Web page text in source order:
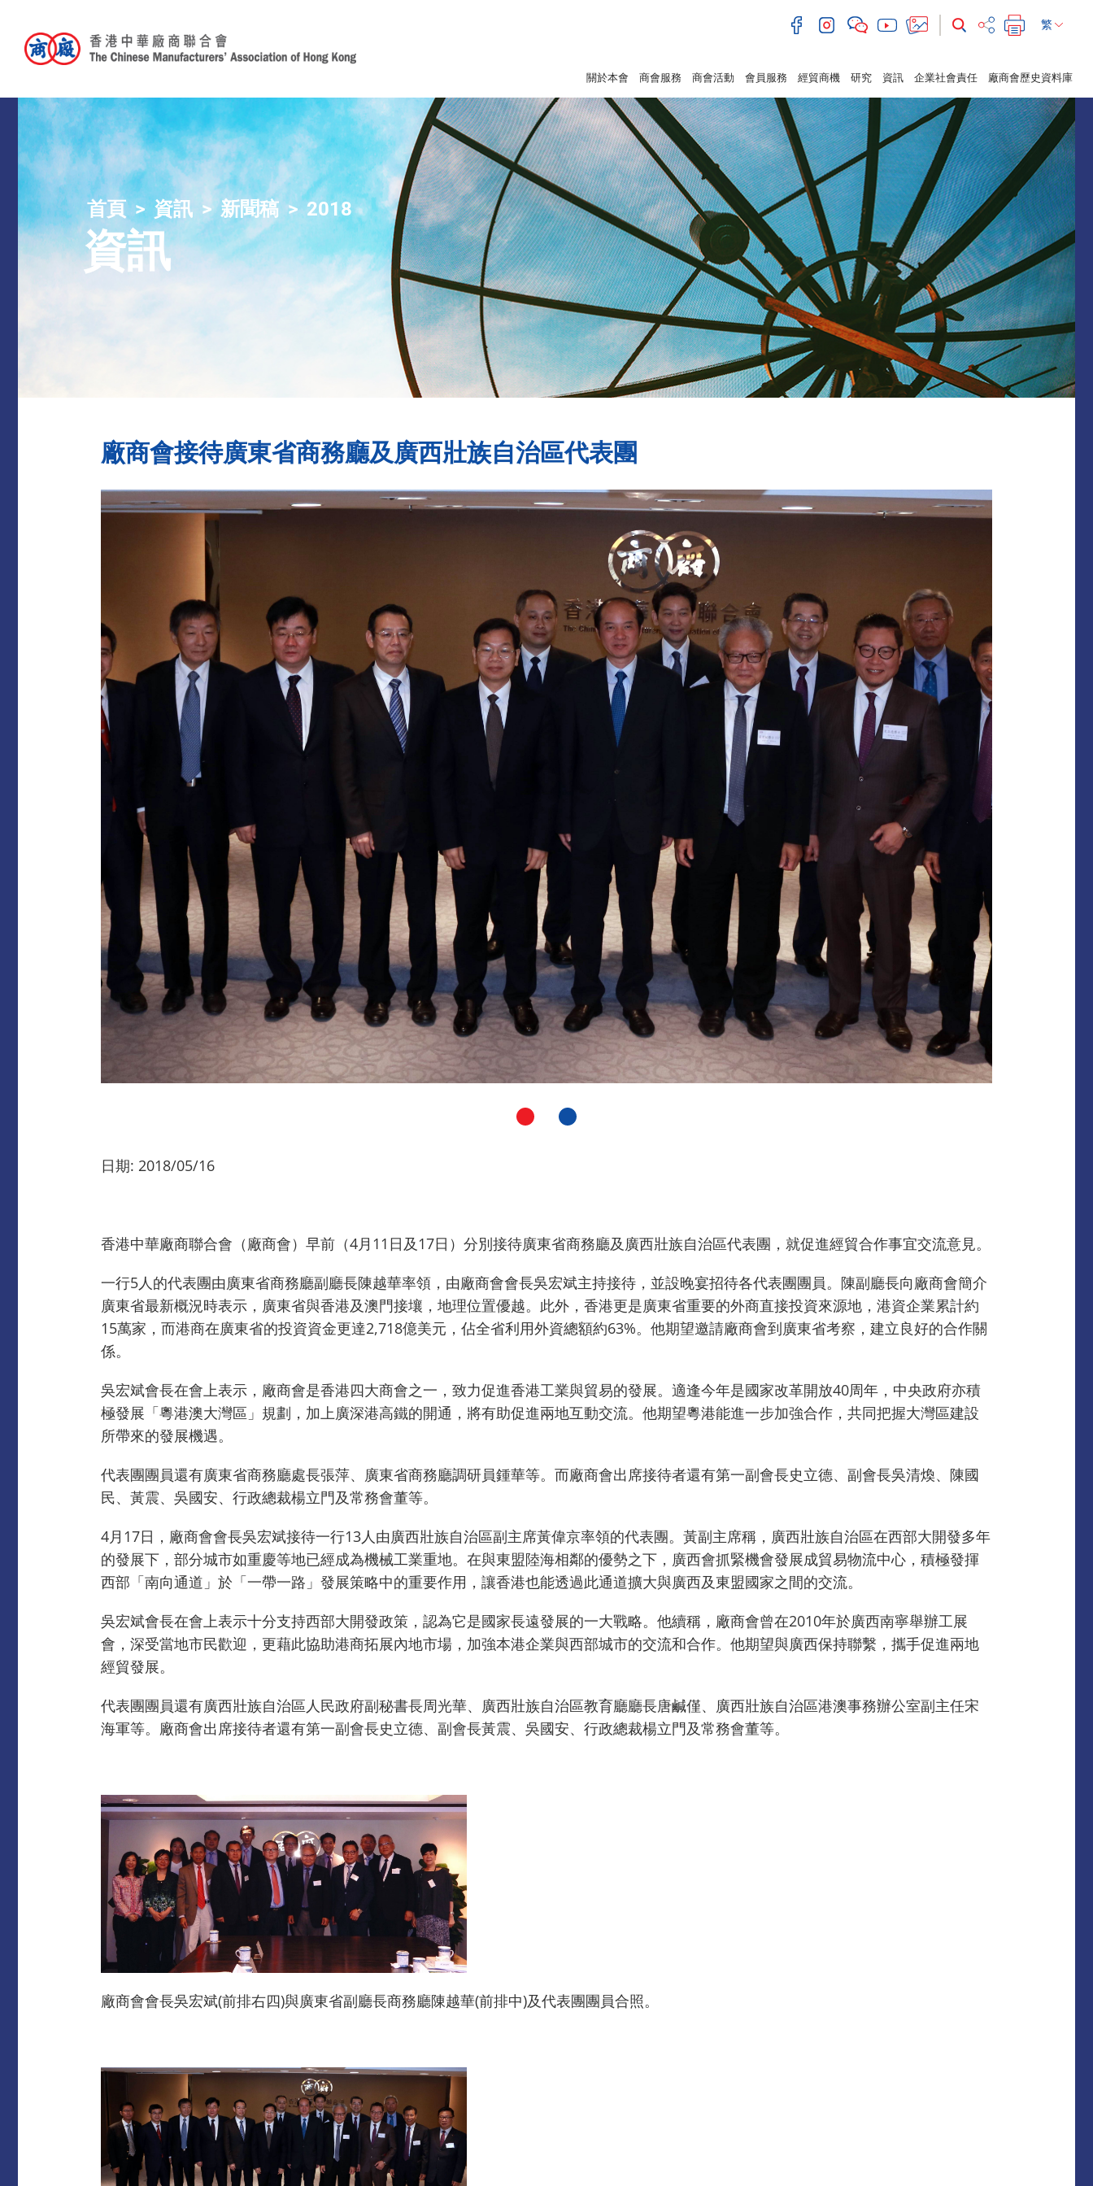
繁
關於本會 商會服務 商會活動 會員服務 經貿商機 研究 資訊 企業社會責任 廠商會歷史資料庫
首頁 資訊 新聞稿 2018
資訊
廠商會接待廣東省商務廳及廣西壯族自治區代表團
日期: 2018/05/16
香港中華廠商聯合會（廠商會）早前（4月11日及17日）分別接待廣東省商務廳及廣西壯族自治區代表團，就促進經貿合作事宜交流意見。
一行5人的代表團由廣東省商務廳副廳長陳越華率領，由廠商會會長吳宏斌主持接待，並設晚宴招待各代表團團員。陳副廳長向廠商會簡介
廣東省最新概況時表示，廣東省與香港及澳門接壤，地理位置優越。此外，香港更是廣東省重要的外商直接投資來源地，港資企業累計約
15萬家，而港商在廣東省的投資資金更達2,718億美元，佔全省利用外資總額約63%。他期望邀請廠商會到廣東省考察，建立良好的合作關
係。
吳宏斌會長在會上表示，廠商會是香港四大商會之一，致力促進香港工業與貿易的發展。適逢今年是國家改革開放40周年，中央政府亦積
極發展「粵港澳大灣區」規劃，加上廣深港高鐵的開通，將有助促進兩地互動交流。他期望粵港能進一步加強合作，共同把握大灣區建設
所帶來的發展機遇。
代表團團員還有廣東省商務廳處長張萍、廣東省商務廳調研員鍾華等。而廠商會出席接待者還有第一副會長史立德、副會長吳清煥、陳國
民、黃震、吳國安、行政總裁楊立門及常務會董等。
4月17日，廠商會會長吳宏斌接待一行13人由廣西壯族自治區副主席黃偉京率領的代表團。黃副主席稱，廣西壯族自治區在西部大開發多年
的發展下，部分城市如重慶等地已經成為機械工業重地。在與東盟陸海相鄰的優勢之下，廣西會抓緊機會發展成貿易物流中心，積極發揮
西部「南向通道」於「一帶一路」發展策略中的重要作用，讓香港也能透過此通道擴大與廣西及東盟國家之間的交流。
吳宏斌會長在會上表示十分支持西部大開發政策，認為它是國家長遠發展的一大戰略。他續稱，廠商會曾在2010年於廣西南寧舉辦工展
會，深受當地市民歡迎，更藉此協助港商拓展內地市場，加強本港企業與西部城市的交流和合作。他期望與廣西保持聯繫，攜手促進兩地
經貿發展。
代表團團員還有廣西壯族自治區人民政府副秘書長周光華、廣西壯族自治區教育廳廳長唐鹹僅、廣西壯族自治區港澳事務辦公室副主任宋
海軍等。廠商會出席接待者還有第一副會長史立德、副會長黃震、吳國安、行政總裁楊立門及常務會董等。
廠商會會長吳宏斌(前排右四)與廣東省副廳長商務廳陳越華(前排中)及代表團團員合照。